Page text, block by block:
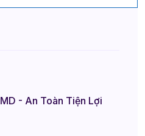
- An Toàn Tiện Lợi